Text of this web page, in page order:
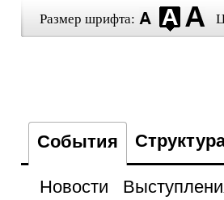
Размер шрифта:
События
Новости